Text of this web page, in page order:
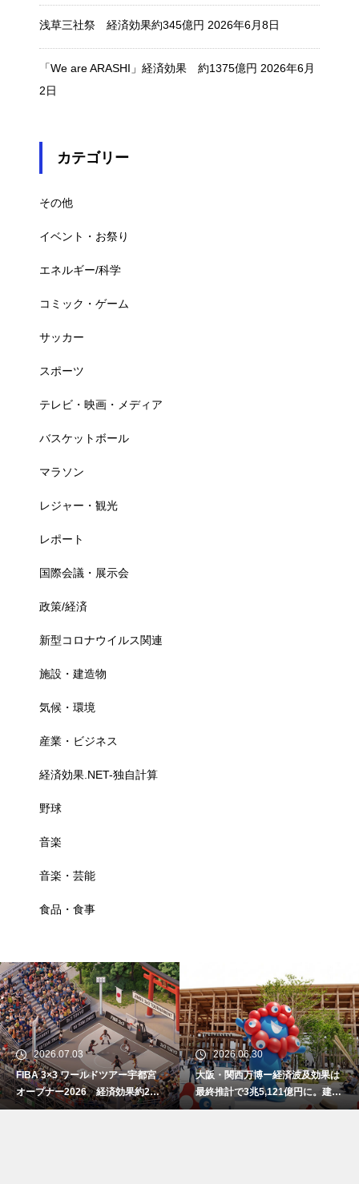
浅草三社祭 経済効果約345億円 2026年6月8日
「We are ARASHI」経済効果 約1375億円 2026年6月
2日
カテゴリー
その他
イベント・お祭り
エネルギー/科学
コミック・ゲーム
サッカー
スポーツ
テレビ・映画・メディア
バスケットボール
マラソン
レジャー・観光
レポート
国際会議・展示会
政策/経済
新型コロナウイルス関連
施設・建造物
気候・環境
産業・ビジネス
経済効果.NET-独自計算
野球
音楽
音楽・芸能
食品・食事
2026.07.03
FIBA 3×3 ワールドツアー宇都宮
オープナー2026 経済効果約2億
7800万円
2026.06.30
大阪・関西万博ー経済波及効果は
最終推計で3兆5,121億円に。建設
費高騰で事前の予測値を大幅上振